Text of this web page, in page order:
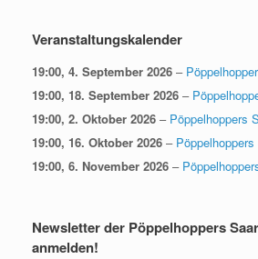
Veranstaltungskalender
19:00, 4. September 2026 –
19:00, 18. September 2026 –
19:00, 2. Oktober 2026 – Pöppelhoppers
19:00, 16. Oktober 2026 –
19:00, 6. November 2026 –
Newsletter der Pöppelhoppers
anmelden!